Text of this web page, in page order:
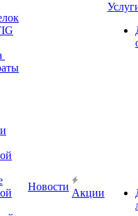
Новости
Акции